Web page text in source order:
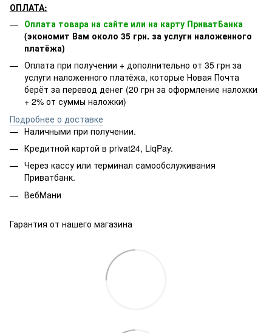
ОПЛАТА:
Оплата товара на сайте или на карту ПриватБанка
(экономит Вам около 35 грн. за услуги наложенного
платёжа)
Оплата при получении + дополнительно от 35 грн за
услуги наложенного платёжа, которые Новая Почта
берёт за перевод денег (20 грн за оформление наложки
+ 2% от суммы наложки)
Подробнее о доставке
Наличными при получении.
Кредитной картой в privat24, LiqPay.
Через кассу или терминал самообслуживания
Приватбанк.
ВебМани
Гарантия от нашего магазина